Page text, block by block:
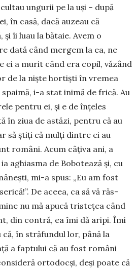
ungurii pe la uși – după
în casă, dacă auzeau că
îi luau la bătaie. Avem o
dată când mergem la ea, ne
ei a murit când era copil, văzând
de la niște hor­tiști în vremea
i-a stat inimă de frică. Au
pentru ei, și e de înțeles
în ziua de as­tăzi, pentru că au
să știți că mulți dintre ei au
români. Acum câțiva ani, a
aghiasma de Bobotează și, cu
mi-a spus: „Eu am fost
De aceea, ca să vă răs­
nu mă apucă tristețea când
din contră, ea îmi dă aripi. Îmi
în străfundul lor, până la
a faptului că au fost români
ortodocși, deși poate că